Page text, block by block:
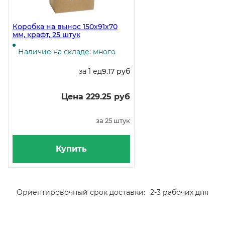
Коробка на вынос 150х91х70
мм, крафт, 25 штук
Наличие на складе: много
за 1 ед9.17 руб
Цена 229.25 руб
за 25 штук
Купить
Ориентировочный срок доставки: 2-3 рабочих дня